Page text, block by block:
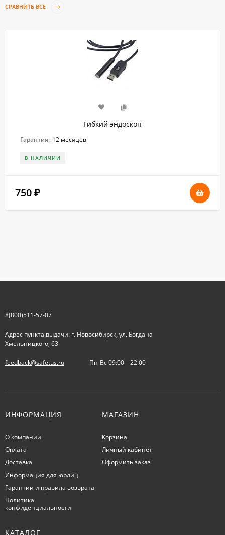
СРАВНИТЬ ВСЕ
Гибкий эндоскоп
Гарантия: 12 месяцев
В НАЛИЧИИ
750 ₽
8(800)511-57-07
Адрес пункта выдачи: г. Новосибирск, ул. Богдана
Хмельницкого, 63
feedback@safetus.ru Пн-Вс 09:00—22:00
ИНФОРМАЦИЯ
О компании
Оплата
Доставка
Информация для юрлиц
Гарантии и правила возврата
Политика
конфиденциальности
МАГАЗИН
Корзина
Личный кабинет
Оформить заказ
КАТАЛОГ